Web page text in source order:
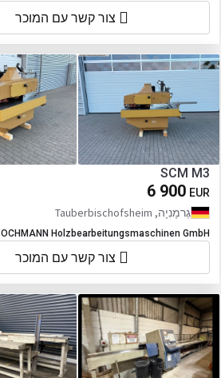
צור קשר עם המוכר
SCM M3
6 900 EUR
גֶרמָנִיָה, Tauberbischofsheim
OCHMANN Holzbearbeitungsmaschinen GmbH
צור קשר עם המוכר